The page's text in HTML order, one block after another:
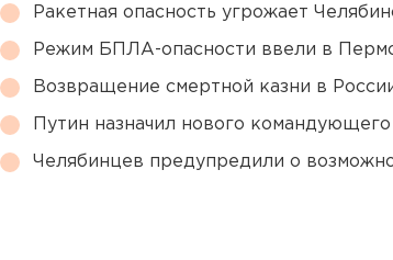
Ракетная опасность угрожает
Режим БПЛА-опасности ввели в
Возвращение смертной казни в
Путин назначил нового
Челябинцев предупредили о